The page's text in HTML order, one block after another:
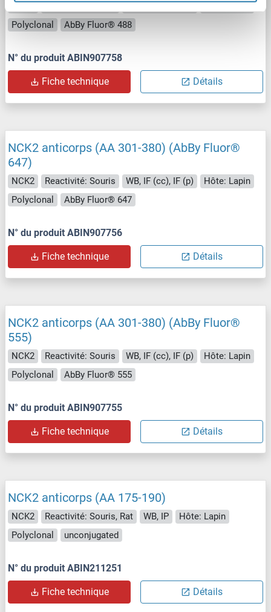
NCK2 Reactivité: Souris WB, IF (cc), IF (p)
Hôte: Lapin
Polyclonal
AbBy Fluor® 488
N° du produit ABIN907758
Fiche technique Détails
NCK2 anticorps (AA 301-380) (AbBy Fluor®
647)
NCK2 Reactivité: Souris WB, IF (cc), IF (p)
Hôte: Lapin
Polyclonal
AbBy Fluor® 647
N° du produit ABIN907756
Fiche technique Détails
NCK2 anticorps (AA 301-380) (AbBy Fluor®
555)
NCK2 Reactivité: Souris WB, IF (cc), IF (p)
Hôte: Lapin
Polyclonal
AbBy Fluor® 555
N° du produit ABIN907755
Fiche technique Détails
NCK2 anticorps (AA 175-190)
NCK2 Reactivité: Souris, Rat WB, IP
Hôte: Lapin
Polyclonal
unconjugated
N° du produit ABIN211251
Fiche technique Détails